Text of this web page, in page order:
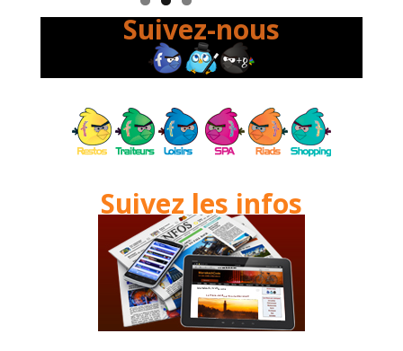
Suivez-nous
Suivez les infos